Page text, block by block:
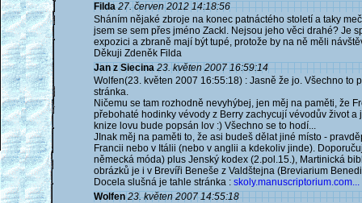
Filda 27. červen 2012 14:18:56
Sháním nějaké zbroje na konec patnáctého století a taky
jsem se sem přes jméno Zackl. Nejsou jeho věci drahé? Je
expozici a zbraně mají být tupé, protože by na ně měli
Děkuji Zdeněk Filda
Jan z Siecina 23. květen 2007 16:59:14
Wolfen(23. květen 2007 16:55:18) : Jasně že jo. Všechno to
stránka.
Ničemu se tam rozhodně nevyhýbej, jen měj na paměti, že
přebohaté hodinky vévody z Berry zachycují vévodův život
knize lovu bude popsán lov :) Všechno se to hodí...
JInak měj na paměti to, že asi budeš dělat jiné místo -
Francii nebo v Itálii (nebo v anglii a kdekoliv jinde).
německá móda) plus Jenský kodex (2.pol.15.), Martinická
obrázků je i v Brevíři Beneše z Valdštejna (Breviarium
Docela slušná je tahle stránka : skoly.manuscriptorium.com...
Wolfen 23. květen 2007 14:55:18